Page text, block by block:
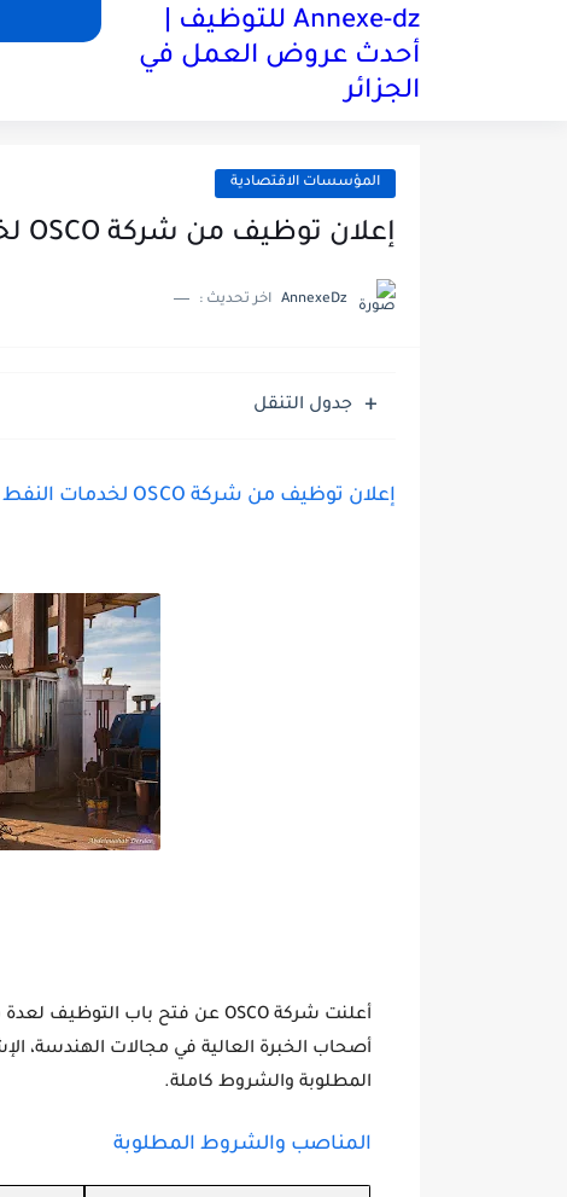
Annexe-dz للتوظيف |
أحدث عروض العمل في
الجزائر
المؤسسات الاقتصادية
إعلان توظيف من شركة OSCO لخدمات النفط والغاز
AnnexeDz اخر تحديث :
جدول التنقل
إعلان توظيف من شركة OSCO لخدمات النفط والغاز
أعلنت شركة OSCO عن فتح باب التوظيف لعدة
أصحاب الخبرة العالية في مجالات الهندسة،
المطلوبة والشروط كاملة.
المناصب والشروط المطلوبة